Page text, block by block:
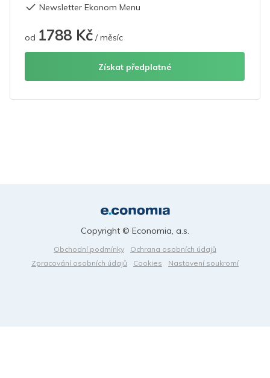
Newsletter Ekonom Menu
od 1788 Kč / měsíc
Získat předplatné
Obchodní podmínky
Ochrana osobních údajů
Zpracování osobních údajů
Cookies Nastavení soukromí
Copyright © Economia, a.s.